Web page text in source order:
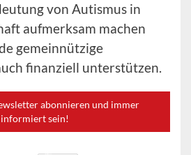
von Autismus in
aufmerksam machen
gemeinnützige
finanziell unterstützen.
abonnieren und immer
informiert sein!